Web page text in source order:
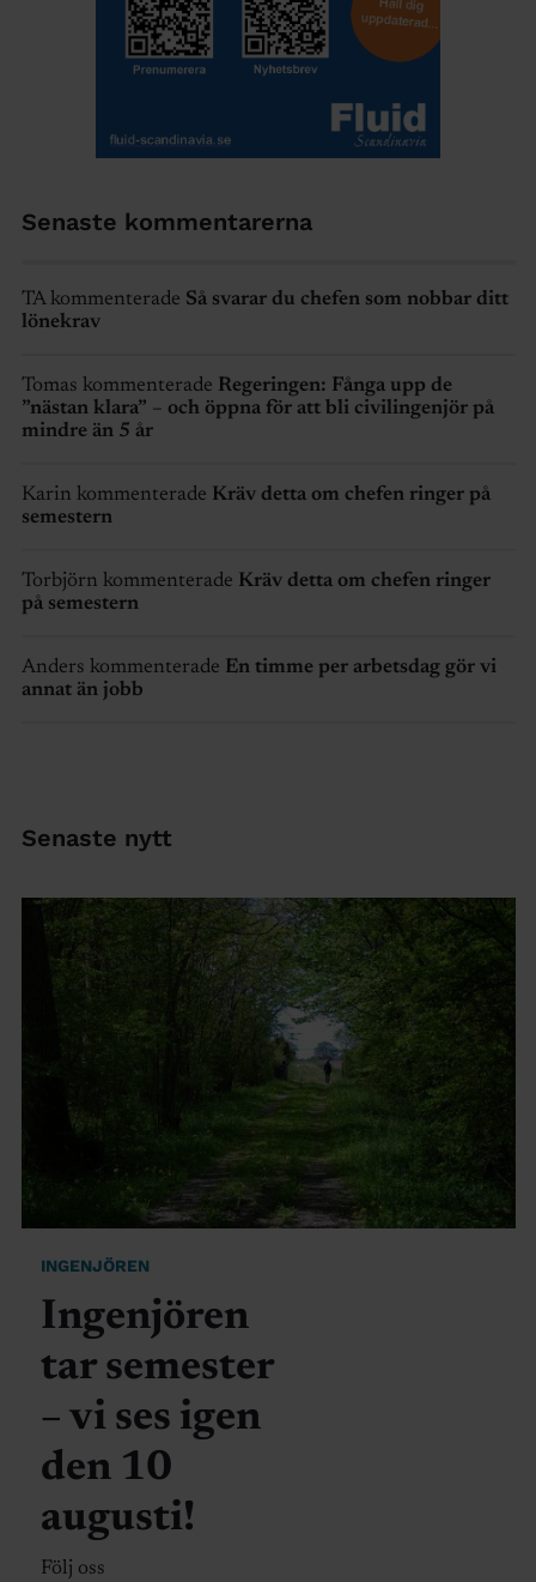
Senaste kommentarerna
TA kommenterade Så svarar du chefen som nobbar ditt
lönekrav
Tomas kommenterade Regeringen: Fånga upp de
”nästan klara” – och öppna för att bli civilingenjör på
mindre än 5 år
Karin kommenterade Kräv detta om chefen ringer på
semestern
Torbjörn kommenterade Kräv detta om chefen ringer
på semestern
Anders kommenterade En timme per arbetsdag gör vi
annat än jobb
Senaste nytt
INGENJÖREN
Ingenjören
tar semester
– vi ses igen
den 10
augusti!
Följ oss